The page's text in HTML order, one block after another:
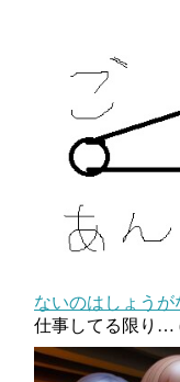
ないのはしょうが
仕事してる限り…